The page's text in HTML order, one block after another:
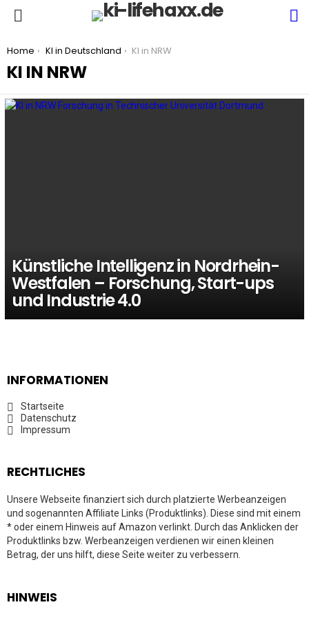
You are here:
Home KI in Deutschland KI in NRW
KI IN NRW
Künstliche Intelligenz in Nordrhein-
Westfalen – Forschung, Start-ups
und Industrie 4.0
INFORMATIONEN
Startseite
Datenschutz
Impressum
RECHTLICHES
Unsere Webseite finanziert sich durch platzierte Werbeanzeigen
und sogenannten Affiliate Links (Produktlinks). Diese sind mit einem
* oder einem Hinweis auf Amazon verlinkt. Durch das Anklicken der
Produktlinks bzw. Werbeanzeigen verdienen wir einen kleinen
Betrag, der uns hilft, diese Seite weiter zu verbessern.
HINWEIS